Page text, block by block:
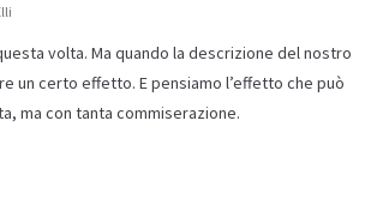
volta. Ma quando la descrizione del nostro
un certo effetto. E pensiamo l’effetto che può
ma con tanta commiserazione.